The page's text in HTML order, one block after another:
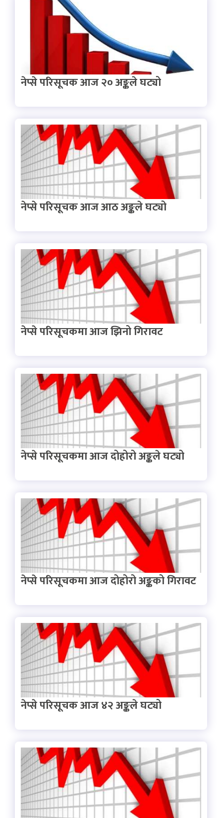
नेप्से परिसूचक आज २० अङ्कले घट्यो
नेप्से परिसूचक आज आठ अङ्कले घट्यो
नेप्से परिसूचकमा आज झिनो गिरावट
नेप्से परिसूचकमा आज दोहोरो अङ्कले घट्यो
नेप्से परिसूचकमा आज दोहोरो अङ्कको गिरावट
नेप्से परिसूचक आज ४२ अङ्कले घट्यो